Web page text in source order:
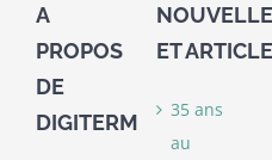
A
PROPOS
DE
DIGITERM
ET
35 ans
au